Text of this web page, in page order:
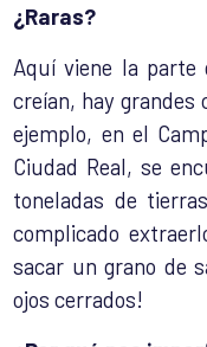
¿Raras?
Aquí viene la parte
creían, hay
ejemplo, en el
Ciudad Real, se
toneladas de
complicado
sacar un grano de
ojos cerrados!